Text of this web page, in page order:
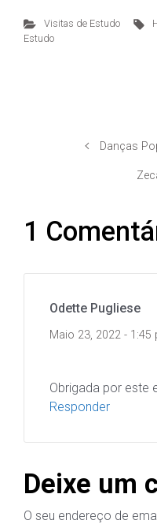
Visitas de Estudo
Estudo
Danças
1
Odette Pugliese
Maio 23, 2022 - 1:45
Obrigada por este
Responder
Deixe um
O seu endereço de